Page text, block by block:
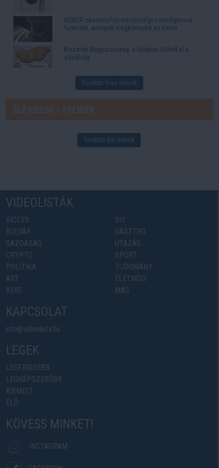
HONOR okostelefon mesterséges intelligencia
funkciók, amelyek megkönnyítik az életet
Kiszárad Magyarország: a talajban dőlhet el a
vízválság
További friss videók
További élő videók
VIDEOLISTÁK
VICCES
BULVÁR
GAZDASÁG
CRYPTO
POLITIKA
ART
KERT
DIY
GASZTRO
UTAZÁS
SPORT
TUDOMÁNY
ÉLETMÓD
MÁS
KAPCSOLAT
info@videolista.hu
LEGEK
LEGFRISSEBB
LEGNÉPSZERŰBB
KIEMELT
ÉLŐ
KÖVESS MINKET!
INSTAGRAM